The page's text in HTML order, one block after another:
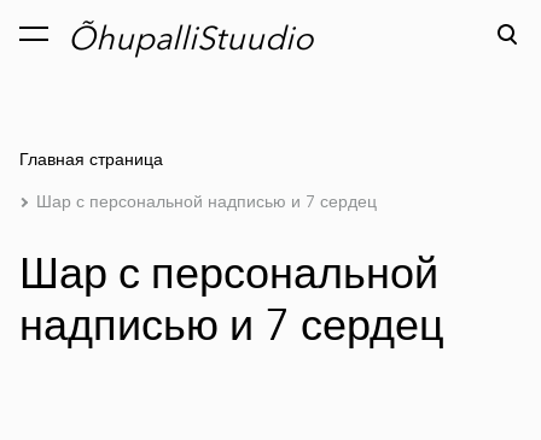
ÕhupalliStuudio
был добавлен в
корзину.
Просмотр корзины
Главная страница
Шар с персональной надписью и 7 сердец
Шар с персональной
надписью и 7 сердец